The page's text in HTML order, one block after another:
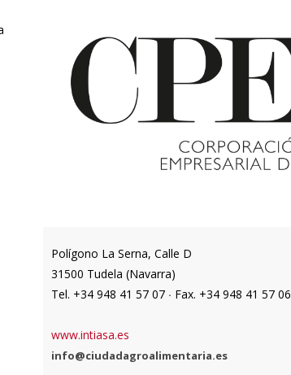
Polígono La Serna, Calle D
31500 Tudela (Navarra)
Tel. +34 948 41 57 07 · Fax. +34 948 41 57 06
www.intiasa.es
info@ciudadagroalimentaria.es